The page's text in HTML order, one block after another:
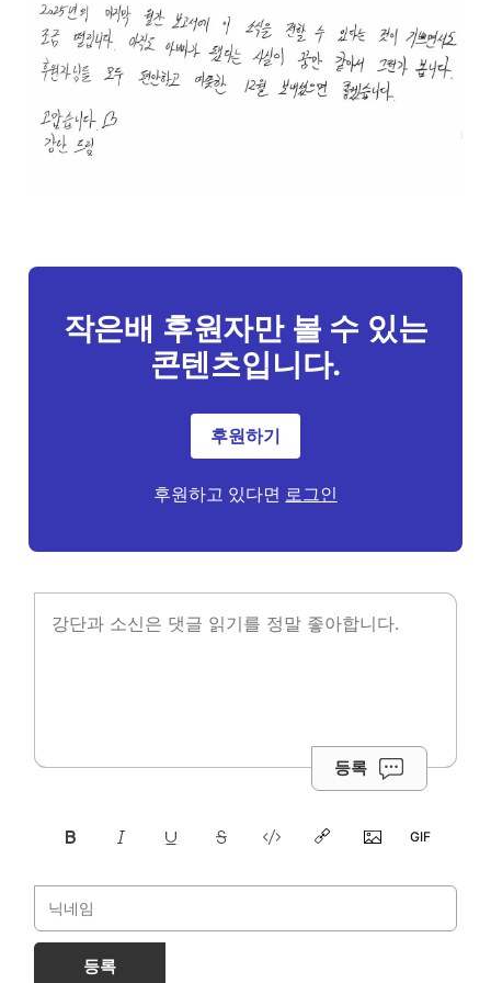
작은배 후원자만 볼 수 있는
콘텐츠입니다.
후원하기
후원하고 있다면 로그인
등록
등록